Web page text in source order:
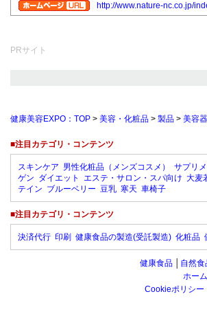
http://www.nature-nc.co.jp/
PRサイト
健康美容EXPO：TOP > 美容・化粧品 > 製品 > 美容
■注目カテゴリ・コンテンツ
スキンケア 男性化粧品（メンズコスメ） サプリ
ゲン ダイエット エステ・サロン・スパ向け 大麦
テイン ブルーベリー 豆乳 寒天 車椅子
■注目カテゴリ・コンテンツ
決済代行 印刷 健康食品の製造(受託製造) 化粧品
健康食品 自然食
ホーム
Cookieポリシー